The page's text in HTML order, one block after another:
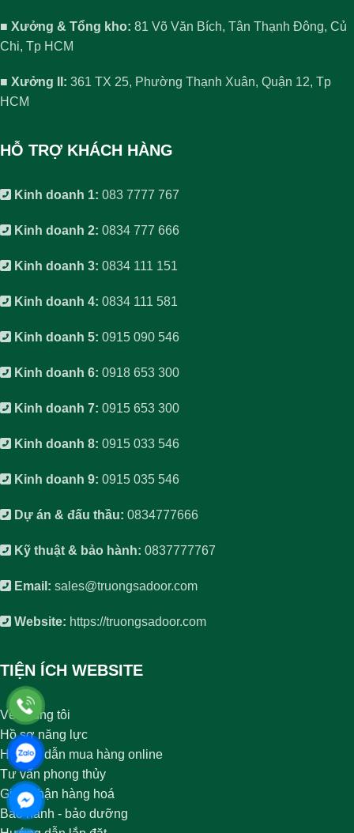
■ Xưởng & Tổng kho: 81 Võ Văn Bích, Tân Thạnh Đông, Củ
Chi, Tp HCM
■ Xưởng II: 361 TX 25, Phường Thạnh Xuân, Quận 12, Tp
HCM
HỖ TRỢ KHÁCH HÀNG
Kinh doanh 1: 083 7777 767
Kinh doanh 2: 0834 777 666
Kinh doanh 3: 0834 111 151
Kinh doanh 4: 0834 111 581
Kinh doanh 5: 0915 090 546
Kinh doanh 6: 0918 653 300
Kinh doanh 7: 0915 653 300
Kinh doanh 8: 0915 033 546
Kinh doanh 9: 0915 035 546
Dự án & đấu thầu: 0834777666
Kỹ thuật & bảo hành: 0837777767
Email: sales@truongsadoor.com
Website: https://truongsadoor.com
TIỆN ÍCH WEBSITE
Về chúng tôi
Hồ sơ năng lực
Hướng dẫn mua hàng online
Tư vấn phong thủy
Giao nhận hàng hoá
Bảo hành - bảo dưỡng